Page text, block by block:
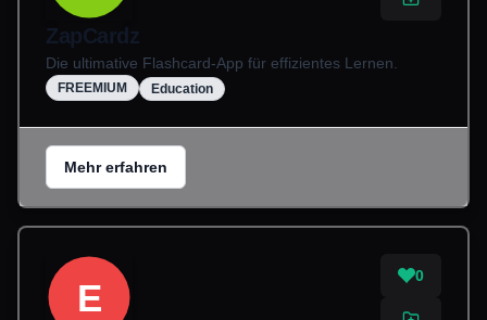
ZapCardz
Die ultimative Flashcard-App für effizientes Lernen.
FREEMIUM Education
Mehr erfahren
E
0